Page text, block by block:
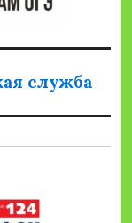
служба